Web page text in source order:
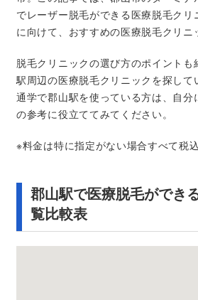
でレーザー脱毛ができる医療脱毛ク
に向けて、おすすめの医療脱毛クリニ
脱毛クリニックの選び方のポイントも
駅周辺の医療脱毛クリニックを探して
通学で郡山駅を使っている方は、自分
の参考に役立ててみてください。
※料金は特に指定がない場合すべて税込
郡山駅で医療脱毛ができ
覧比較表